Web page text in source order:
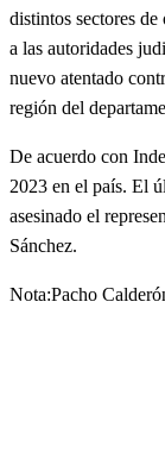
distintos sectores
a las autoridades
nuevo atentado
región del
De acuerdo con
2023 en el país. El
asesinado el
Sánchez.
Nota:Pacho